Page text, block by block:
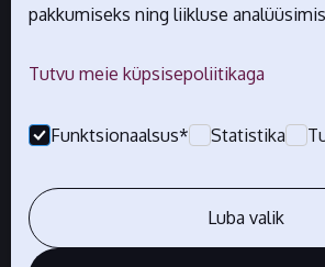
pakkumiseks ning liikluse
Tutvu meie küpsisepoliitikaga
Funktsionaalsus* Statistika
Luba valik